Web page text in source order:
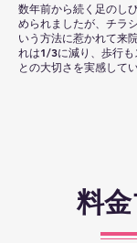
数年前から続く足のし
められましたが、チラ
いう方法に惹かれて来
れは1/3に減り、歩行も
との大切さを実感して
料